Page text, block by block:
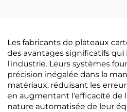
Les fabricants de plateaux
des avantages significatifs
l'industrie. Leurs systèmes
précision inégalée dans la
matériaux, réduisant les
en augmentant l'efficacité de
nature automatisée de leur